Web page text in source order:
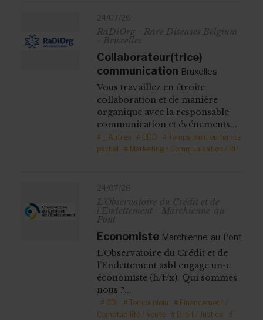
24/07/26
RaDiOrg - Rare Diseases Belgium
- Bruxelles
Collaborateur(trice)
communication Bruxelles
Vous travaillez en étroite
collaboration et de manière
organique avec la responsable
communication et événements...
# _ Autres # CDD
# Temps plein ou temps
partiel
# Marketing / Communication / RP
24/07/26
L'Observatoire du Crédit et de
l'Endettement - Marchienne-au-
Pont
Economiste Marchienne-au-Pont
L’Observatoire du Crédit et de
l’Endettement asbl engage un-e
économiste (h/f/x). Qui sommes-
nous ?...
# CDI # Temps plein
# Financement /
Comptabilité / Vente # Droit / Justice #